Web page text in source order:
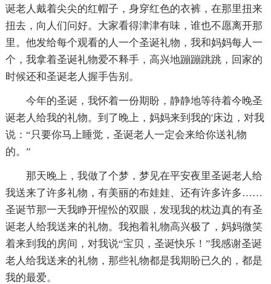
诞老人戴着尖尖的红帽子，身穿红色的衣裤，在那里扭来
扭去，向人们问好。大家看得津津有味，谁也不愿离开那
里。他发给每个观看的人一个圣诞礼物，我和妈妈每人一
个，我拿着圣诞礼物爱不释手，高兴地蹦蹦跳跳，回家的
时候还和圣诞老人握手告别。
今年的圣诞，我怀着一份期盼，静静地等待着今晚圣
诞老人给我的礼物。到了晚上，妈妈来到我的'床边，对我
说：“只要你马上睡觉，圣诞老人一定会来给你送礼物
的。”
那天晚上，我做了个梦，梦见在平安夜里圣诞老人给
我送来了许多礼物，有美丽的布娃娃、还有许多许多……
圣诞节那一天我睁开惺忪的双眼，发现我的枕边真的有圣
诞老人给我送来的礼物。我抱着礼物高兴极了，妈妈微笑
着来到我的房间，对我说“宝贝，圣诞快乐！”我感谢圣诞
老人给我送来的礼物，那些礼物都是我期盼已久的，都是
我的最爱。